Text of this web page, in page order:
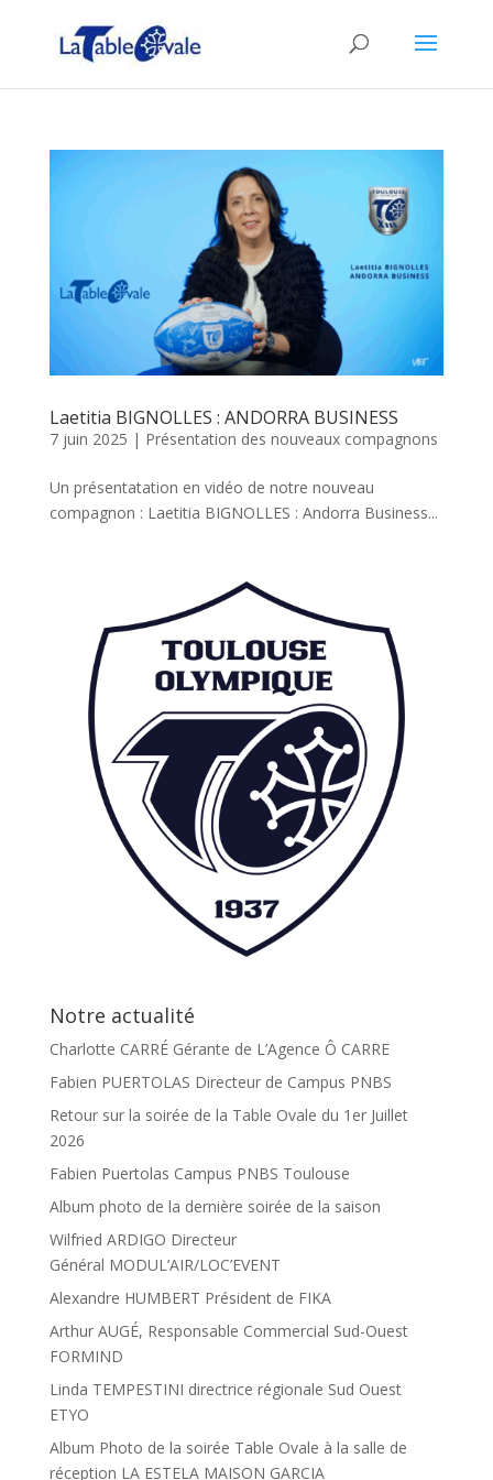
Laetitia BIGNOLLES : ANDORRA BUSINESS
7 juin 2025 | Présentation des nouveaux compagnons
Un présentatation en vidéo de notre nouveau
compagnon : Laetitia BIGNOLLES : Andorra Business...
Notre actualité
Charlotte CARRÉ Gérante de L’Agence Ô CARRE
Fabien PUERTOLAS Directeur de Campus PNBS
Retour sur la soirée de la Table Ovale du 1er Juillet
2026
Fabien Puertolas Campus PNBS Toulouse
Album photo de la dernière soirée de la saison
Wilfried ARDIGO Directeur
Général MODUL’AIR/LOC’EVENT
Alexandre HUMBERT Président de FIKA
Arthur AUGÉ, Responsable Commercial Sud-Ouest
FORMIND
Linda TEMPESTINI directrice régionale Sud Ouest
ETYO
Album Photo de la soirée Table Ovale à la salle de
réception LA ESTELA MAISON GARCIA